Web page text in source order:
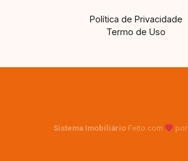
Política de Privacidade
Termo de Uso
Sistema Imobiliário Feito com por